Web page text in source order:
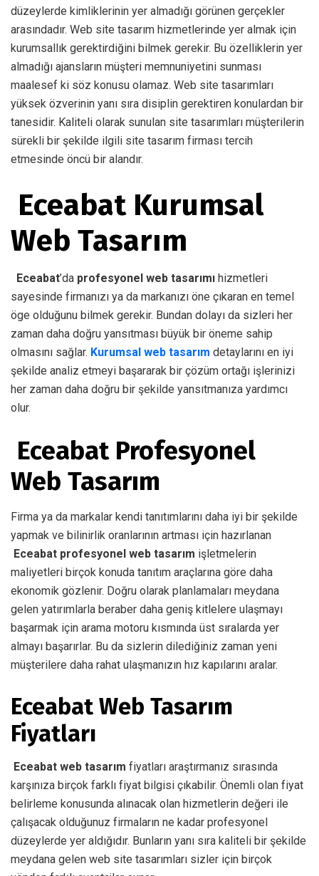
düzeylerde kimliklerinin yer almadığı görünen gerçekler
arasındadır. Web site tasarım hizmetlerinde yer almak için
kurumsallık gerektirdiğini bilmek gerekir. Bu özelliklerin yer
almadığı ajansların müşteri memnuniyetini sunması
maalesef ki söz konusu olamaz. Web site tasarımları
yüksek özverinin yanı sıra disiplin gerektiren konulardan bir
tanesidir. Kaliteli olarak sunulan site tasarımları müşterilerin
sürekli bir şekilde ilgili site tasarım firması tercih
etmesinde öncü bir alandır.
Eceabat Kurumsal
Web Tasarım
Eceabat’da profesyonel web tasarımı hizmetleri
sayesinde firmanızı ya da markanızı öne çıkaran en temel
öge olduğunu bilmek gerekir. Bundan dolayı da sizleri her
zaman daha doğru yansıtması büyük bir öneme sahip
olmasını sağlar. Kurumsal web tasarım detaylarını en iyi
şekilde analiz etmeyi başararak bir çözüm ortağı işlerinizi
her zaman daha doğru bir şekilde yansıtmanıza yardımcı
olur.
Eceabat Profesyonel
Web Tasarım
Firma ya da markalar kendi tanıtımlarını daha iyi bir şekilde
yapmak ve bilinirlik oranlarının artması için hazırlanan
Eceabat profesyonel web tasarım işletmelerin
maliyetleri birçok konuda tanıtım araçlarına göre daha
ekonomik gözlenir. Doğru olarak planlamaları meydana
gelen yatırımlarla beraber daha geniş kitlelere ulaşmayı
başarmak için arama motoru kısmında üst sıralarda yer
almayı başarırlar. Bu da sizlerin dilediğiniz zaman yeni
müşterilere daha rahat ulaşmanızın hız kapılarını aralar.
Eceabat Web Tasarım
Fiyatları
Eceabat web tasarım fiyatları araştırmanız sırasında
karşınıza birçok farklı fiyat bilgisi çıkabilir. Önemli olan fiyat
belirleme konusunda alınacak olan hizmetlerin değeri ile
çalışacak olduğunuz firmaların ne kadar profesyonel
düzeylerde yer aldığıdır. Bunların yanı sıra kaliteli bir şekilde
meydana gelen web site tasarımları sizler için birçok